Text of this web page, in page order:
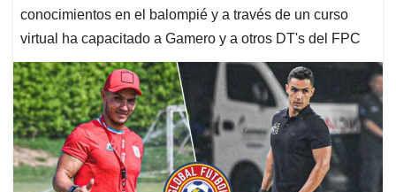
conocimientos en el balompié y a través de un curso
virtual ha capacitado a Gamero y a otros DT's del FPC